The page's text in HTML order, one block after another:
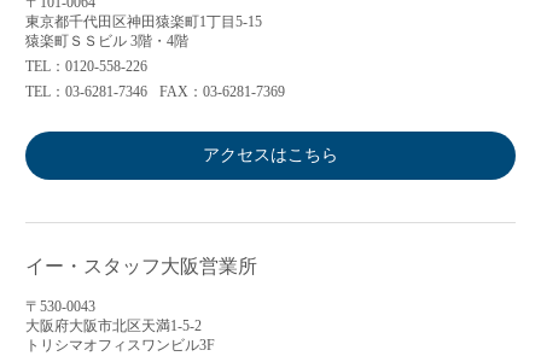
東京都千代田区神田猿楽町1丁目5-15
猿楽町ＳＳビル 3階・4階
TEL：0120-558-226
TEL：03-6281-7346
FAX：03-6281-7369
アクセスはこちら
イー・スタッフ大阪営業所
〒530-0043
大阪府大阪市北区天満1-5-2
トリシマオフィスワンビル3F